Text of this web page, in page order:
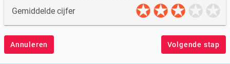
Gemiddelde cijfer
Annuleren Volgende stap